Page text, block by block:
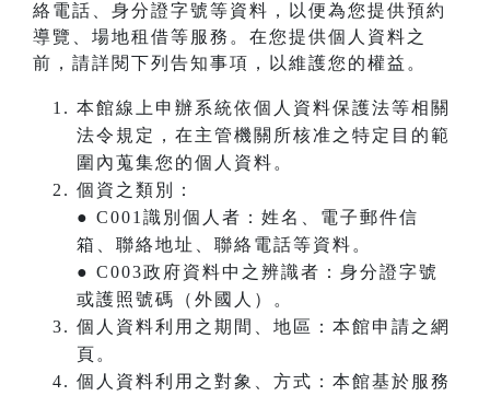
絡電話、身分證字號等資料，以便為您提供預約
導覽、場地租借等服務。在您提供個人資料之
前，請詳閱下列告知事項，以維護您的權益。
本館線上申辦系統依個人資料保護法等相關
法令規定，在主管機關所核准之特定目的範
圍內蒐集您的個人資料。
個資之類別：
● C001識別個人者：姓名、電子郵件信
箱、聯絡地址、聯絡電話等資料。
● C003政府資料中之辨識者：身分證字號
或護照號碼（外國人）。
個人資料利用之期間、地區：本館申請之網
頁。
個人資料利用之對象、方式：本館基於服務